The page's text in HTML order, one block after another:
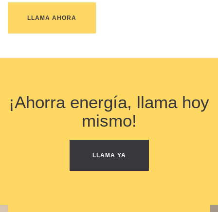
LLAMA AHORA
¡Ahorra energía, llama hoy
mismo!
LLAMA YA